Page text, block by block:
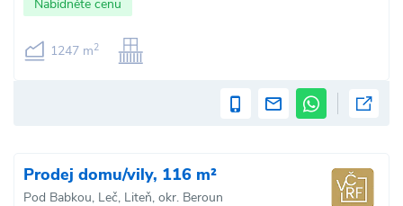
Nabídněte cenu
1247 m2
Prodej domu/vily, 116 m²
Pod Babkou, Leč, Liteň, okr. Beroun